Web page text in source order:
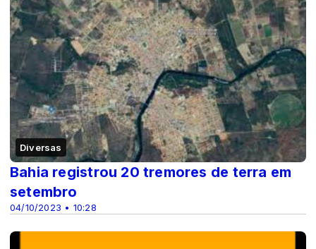
Diversas
04/10/2023 • 10:28
Bahia registrou 20 tremores de terra em
setembro